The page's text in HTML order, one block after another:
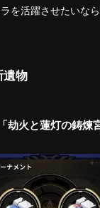
を活躍させたいな
遺物
劫火と蓮灯の鋳煉